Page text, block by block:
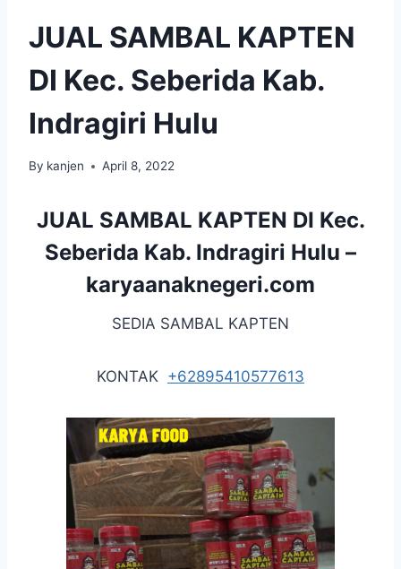
JUAL SAMBAL KAPTEN
DI Kec. Seberida Kab.
Indragiri Hulu
By kanjen April 8, 2022
JUAL SAMBAL KAPTEN DI Kec.
Seberida Kab. Indragiri Hulu –
karyaanaknegeri.com
SEDIA SAMBAL KAPTEN
KONTAK +62895410577613